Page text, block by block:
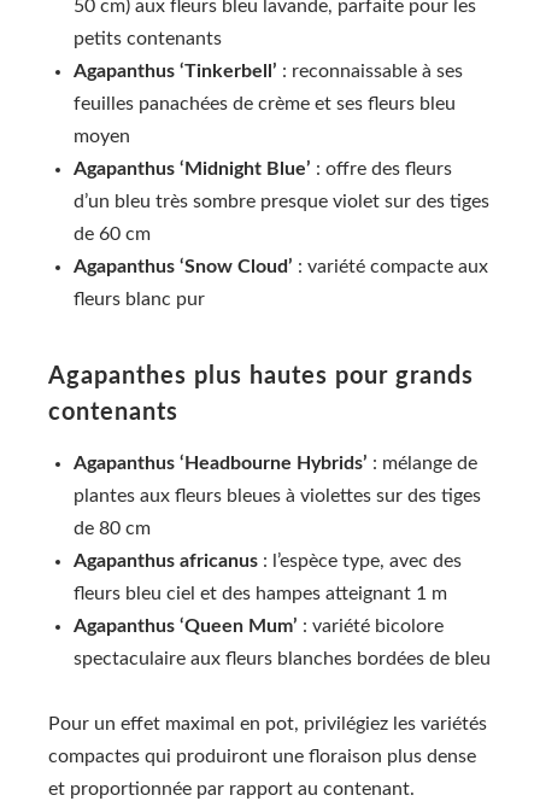
50 cm) aux fleurs bleu lavande, parfaite pour les
petits contenants
Agapanthus ‘Tinkerbell’ : reconnaissable à ses
feuilles panachées de crème et ses fleurs bleu
moyen
Agapanthus ‘Midnight Blue’ : offre des fleurs
d’un bleu très sombre presque violet sur des tiges
de 60 cm
Agapanthus ‘Snow Cloud’ : variété compacte aux
fleurs blanc pur
Agapanthes plus hautes pour grands
contenants
Agapanthus ‘Headbourne Hybrids’ : mélange de
plantes aux fleurs bleues à violettes sur des tiges
de 80 cm
Agapanthus africanus : l’espèce type, avec des
fleurs bleu ciel et des hampes atteignant 1 m
Agapanthus ‘Queen Mum’ : variété bicolore
spectaculaire aux fleurs blanches bordées de bleu
Pour un effet maximal en pot, privilégiez les variétés
compactes qui produiront une floraison plus dense
et proportionnée par rapport au contenant.